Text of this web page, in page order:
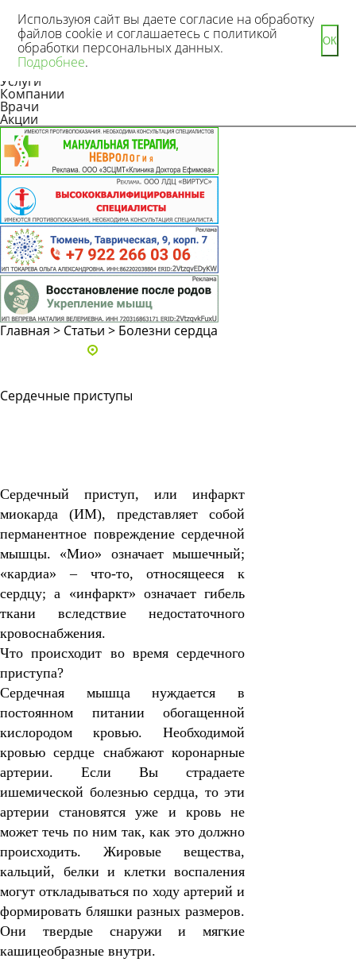
Новости
Статьи
Услуги
Компании
Врачи
Акции
Главная > Статьи > Болезни сердца
Сердечные приступы
Сердечный приступ, или инфаркт
миокарда (ИМ), представляет собой
перманентное повреждение сердечной
мышцы. «Мио» означает мышечный;
«кардиа» – что-то, относящееся к
сердцу; а «инфаркт» означает гибель
ткани вследствие недостаточного
кровоснабжения.
Что происходит во время сердечного
приступа?
Сердечная мышца нуждается в
постоянном питании обогащенной
кислородом кровью. Необходимой
кровью сердце снабжают коронарные
артерии. Если Вы страдаете
ишемической болезнью сердца, то эти
артерии становятся уже и кровь не
может течь по ним так, как это должно
происходить. Жировые вещества,
кальций, белки и клетки воспаления
могут откладываться по ходу артерий и
формировать бляшки разных размеров.
Они твердые снаружи и мягкие
кашицеобразные внутри.
Используюя сайт вы даете согласие на обработку
файлов cookie и соглашаетесь с политикой
обработки персональных данных.
Подробнее.
ОК